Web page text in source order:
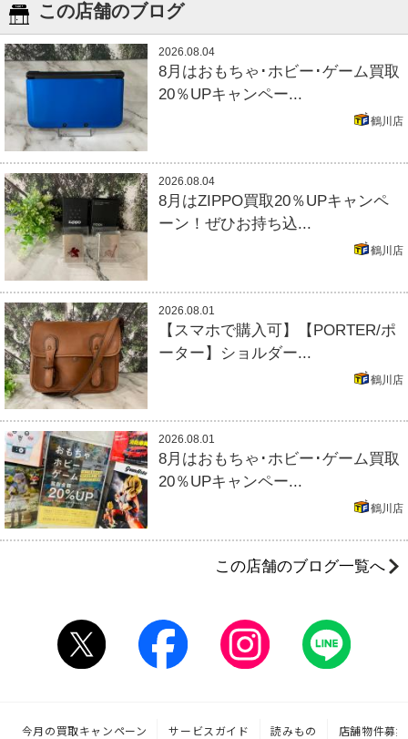
この店舗のブログ
2026.08.04
8月はおもちゃ･ホビー･ゲーム買取
20％UPキャンペー...
鶴川店
2026.08.04
8月はZIPPO買取20％UPキャンペ
ーン！ぜひお持ち込...
鶴川店
2026.08.01
【スマホで購入可】【PORTER/ポ
ーター】ショルダー...
鶴川店
2026.08.01
8月はおもちゃ･ホビー･ゲーム買取
20％UPキャンペー...
鶴川店
この店舗のブログ一覧へ
今月の買取キャンペーン サービスガイド 読みもの 店舗物件募集